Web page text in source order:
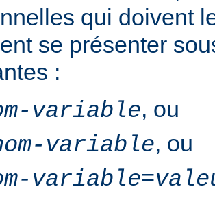
qui doivent
se présenter
:
variable, ou
variable, ou
variable=